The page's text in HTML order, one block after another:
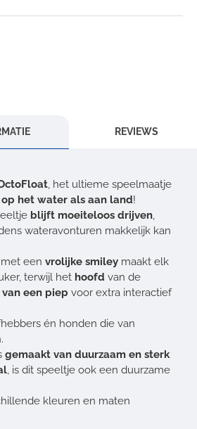
REVIEWS
, het ultieme speelmaatje
het water als aan land!
blijft moeiteloos drijven,
wateravonturen makkelijk kan
een vrolijke smiley maakt elk
terwijl het hoofd van de
een piep voor extra interactief
én honden die van
gemaakt van duurzaam en sterk
, is dit speeltje ook een duurzame
kleuren en maten